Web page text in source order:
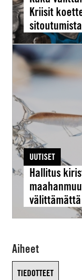
sääntöihin
Kriisit
Hallitus
kiristää
seurauksista
UUTISET
Hallitus
Aiheet
TIEDOTTEET